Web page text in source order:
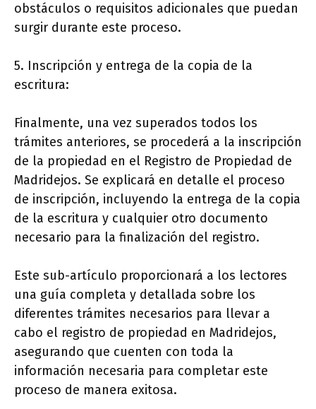
obstáculos o requisitos adicionales que puedan
surgir durante este proceso.
5. Inscripción y entrega de la copia de la
escritura:
Finalmente, una vez superados todos los
trámites anteriores, se procederá a la inscripción
de la propiedad en el Registro de Propiedad de
Madridejos. Se explicará en detalle el proceso
de inscripción, incluyendo la entrega de la copia
de la escritura y cualquier otro documento
necesario para la finalización del registro.
Este sub-artículo proporcionará a los lectores
una guía completa y detallada sobre los
diferentes trámites necesarios para llevar a
cabo el registro de propiedad en Madridejos,
asegurando que cuenten con toda la
información necesaria para completar este
proceso de manera exitosa.